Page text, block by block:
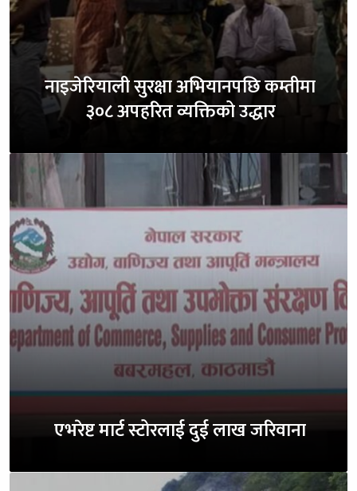
नाइजेरियाली सुरक्षा अभियानपछि कम्तीमा
३०८ अपहरित व्यक्तिको उद्धार
एभरेष्ट मार्ट स्टोरलाई दुई लाख जरिवाना